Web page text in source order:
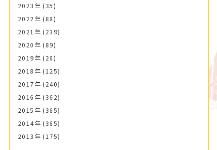
2023年 (35)
2022年 (88)
2021年 (239)
2020年 (89)
2019年 (26)
2018年 (125)
2017年 (240)
2016年 (362)
2015年 (365)
2014年 (365)
2013年 (175)